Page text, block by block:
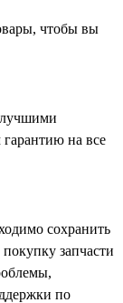
чтобы вы
гарантию на все
сохранить
запчасти
по